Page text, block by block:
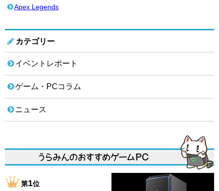
カテゴリー
イベントレポート
ゲーム・PCコラム
ニュース
Apex Legends
第1位